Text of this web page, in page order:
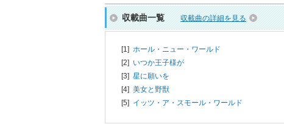
収載曲一覧 収載曲の詳細を見る
[1] ホール・ニュー・ワールド
[2] いつか王子様が
[3] 星に願いを
[4] 美女と野獣
[5] イッツ・ア・スモール・ワールド